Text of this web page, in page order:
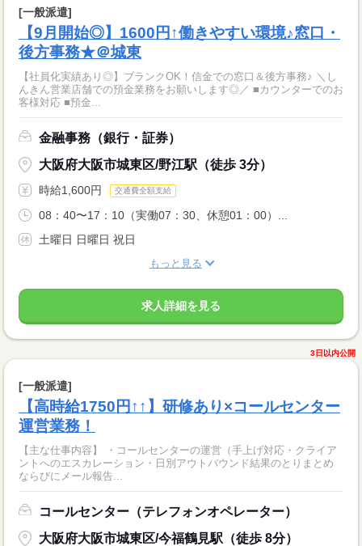
[一般派遣]
【9月開始◎】1600円↑働きやすい環境♪窓口・
後方事務★＠城東
【社員化実績あり◎】ブランクOK！信金での窓口＆後方事務♪ ＼し
んきん営業店舗での預金業務をお願いします◎／ ■カウンターでのお
客様対応 ■預金...
金融事務（銀行・証券）
大阪府大阪市城東区/野江駅（徒歩 3分）
時給1,600円 交通費全額支給
08：40〜17：10（実働07：30、休憩01：00）...
土曜日 日曜日 祝日
もっと見る
求人詳細を見る
3日以内公開
[一般派遣]
【高時給1750円↑↑】研修あり×コールセンター
運営業務！
【主な仕事内容】 ・コールセンターの運営（手上げ対応・クライア
ントへのエスカレーション・日別アウトバウンド結果のとりまとめ
ならびにメール報告...
コールセンター（テレフォンオペレーター）
大阪府大阪市城東区/今福鶴見駅（徒歩 8分）